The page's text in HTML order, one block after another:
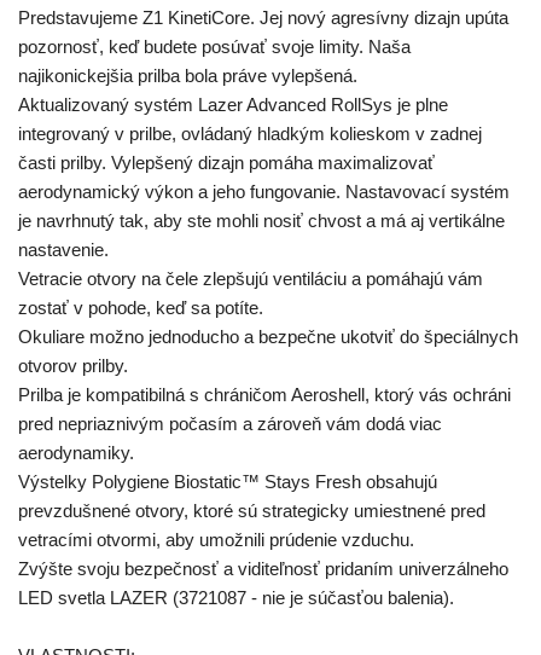
Predstavujeme Z1 KinetiCore. Jej nový agresívny dizajn upúta
pozornosť, keď budete posúvať svoje limity. Naša
najikonickejšia prilba bola práve vylepšená.
Aktualizovaný systém Lazer Advanced RollSys je plne
integrovaný v prilbe, ovládaný hladkým kolieskom v zadnej
časti prilby. Vylepšený dizajn pomáha maximalizovať
aerodynamický výkon a jeho fungovanie. Nastavovací systém
je navrhnutý tak, aby ste mohli nosiť chvost a má aj vertikálne
nastavenie.
Vetracie otvory na čele zlepšujú ventiláciu a pomáhajú vám
zostať v pohode, keď sa potíte.
Okuliare možno jednoducho a bezpečne ukotviť do špeciálnych
otvorov prilby.
Prilba je kompatibilná s chráničom Aeroshell, ktorý vás ochráni
pred nepriaznivým počasím a zároveň vám dodá viac
aerodynamiky.
Výstelky Polygiene Biostatic™ Stays Fresh obsahujú
prevzdušnené otvory, ktoré sú strategicky umiestnené pred
vetracími otvormi, aby umožnili prúdenie vzduchu.
Zvýšte svoju bezpečnosť a viditeľnosť pridaním univerzálneho
LED svetla LAZER (3721087 - nie je súčasťou balenia).